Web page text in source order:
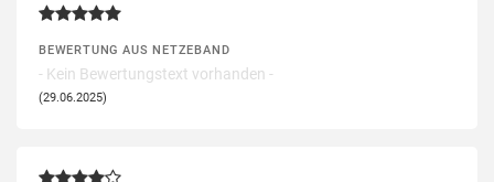
BEWERTUNG AUS NETZEBAND
- Kein Bewertungstext vorhanden -
(29.06.2025)